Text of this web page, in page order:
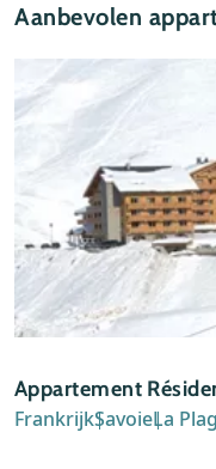
Aanbevolen
Appartement
FrankrijkSavoieLa